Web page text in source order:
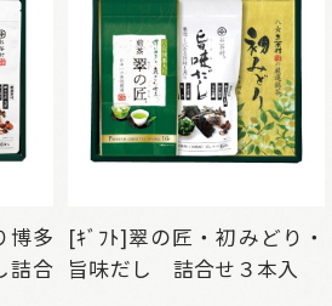
博多
詰合
[ｷﾞﾌﾄ]翠の匠・初みどり・
旨味だし 詰合せ３本入